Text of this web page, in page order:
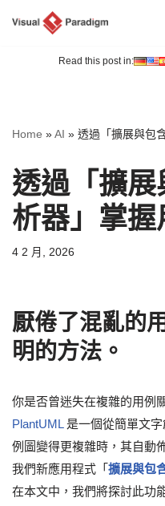
Read this post in:
Home »AI » 透過「擴展與包
透過「擴
析器」掌
4 2 月, 2026
厭倦了混亂的
明的方法。
你是否曾迷失在複雜的用例
PlantUML是一個從簡單文字
例圖變得更複雜時，其自動
我們新應用程式「 擴展與包
在本文中，我們將探討此功